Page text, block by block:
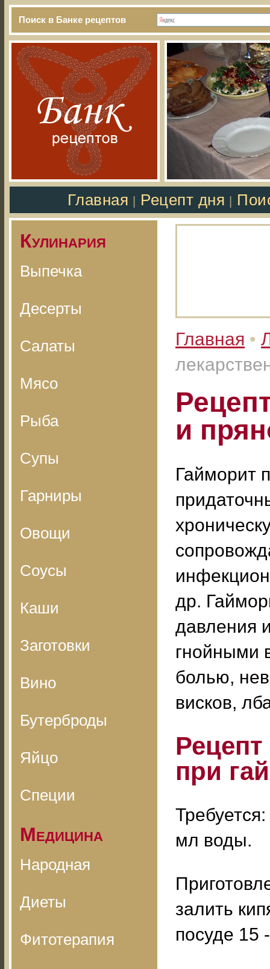
Поиск в Банке рецептов
Главная Рецепт дня
Кулинария
Выпечка
Десерты
Салаты
Мясо
Рыба
Супы
Гарниры
Овощи
Соусы
Каши
Заготовки
Вино
Бутерброды
Яйцо
Специи
Медицина
Народная
Диеты
Фитотерапия
Главная •
и
Гайморит
др.
давления
гнойными
болью,
висков,
при
мл воды.
залить
посуде 15